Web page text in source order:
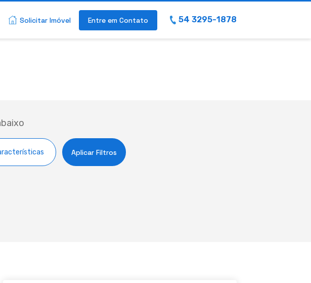
Solicitar Imóvel Entre em Contato 54 3295-1878
Aplicar Filtros